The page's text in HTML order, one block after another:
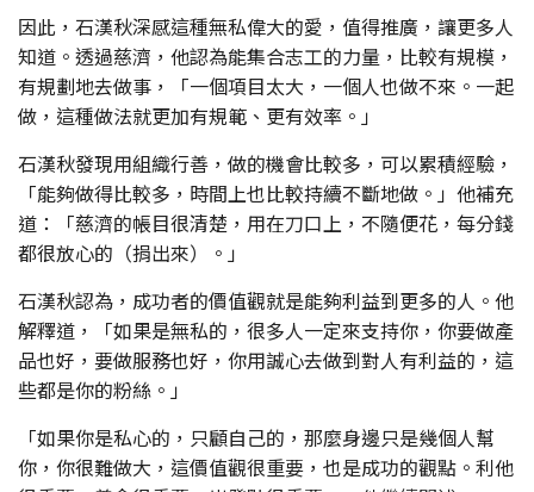
因此，石漢秋深感這種無私偉大的愛，值得推廣，讓更多人
知道。透過慈濟，他認為能集合志工的力量，比較有規模，
有規劃地去做事，「一個項目太大，一個人也做不來。一起
做，這種做法就更加有規範、更有效率。」
石漢秋發現用組織行善，做的機會比較多，可以累積經驗，
「能夠做得比較多，時間上也比較持續不斷地做。」他補充
道：「慈濟的帳目很清楚，用在刀口上，不隨便花，每分錢
都很放心的（捐出來）。」
石漢秋認為，成功者的價值觀就是能夠利益到更多的人。他
解釋道，「如果是無私的，很多人一定來支持你，你要做產
品也好，要做服務也好，你用誠心去做到對人有利益的，這
些都是你的粉絲。」
「如果你是私心的，只顧自己的，那麼身邊只是幾個人幫
你，你很難做大，這價值觀很重要，也是成功的觀點。利他